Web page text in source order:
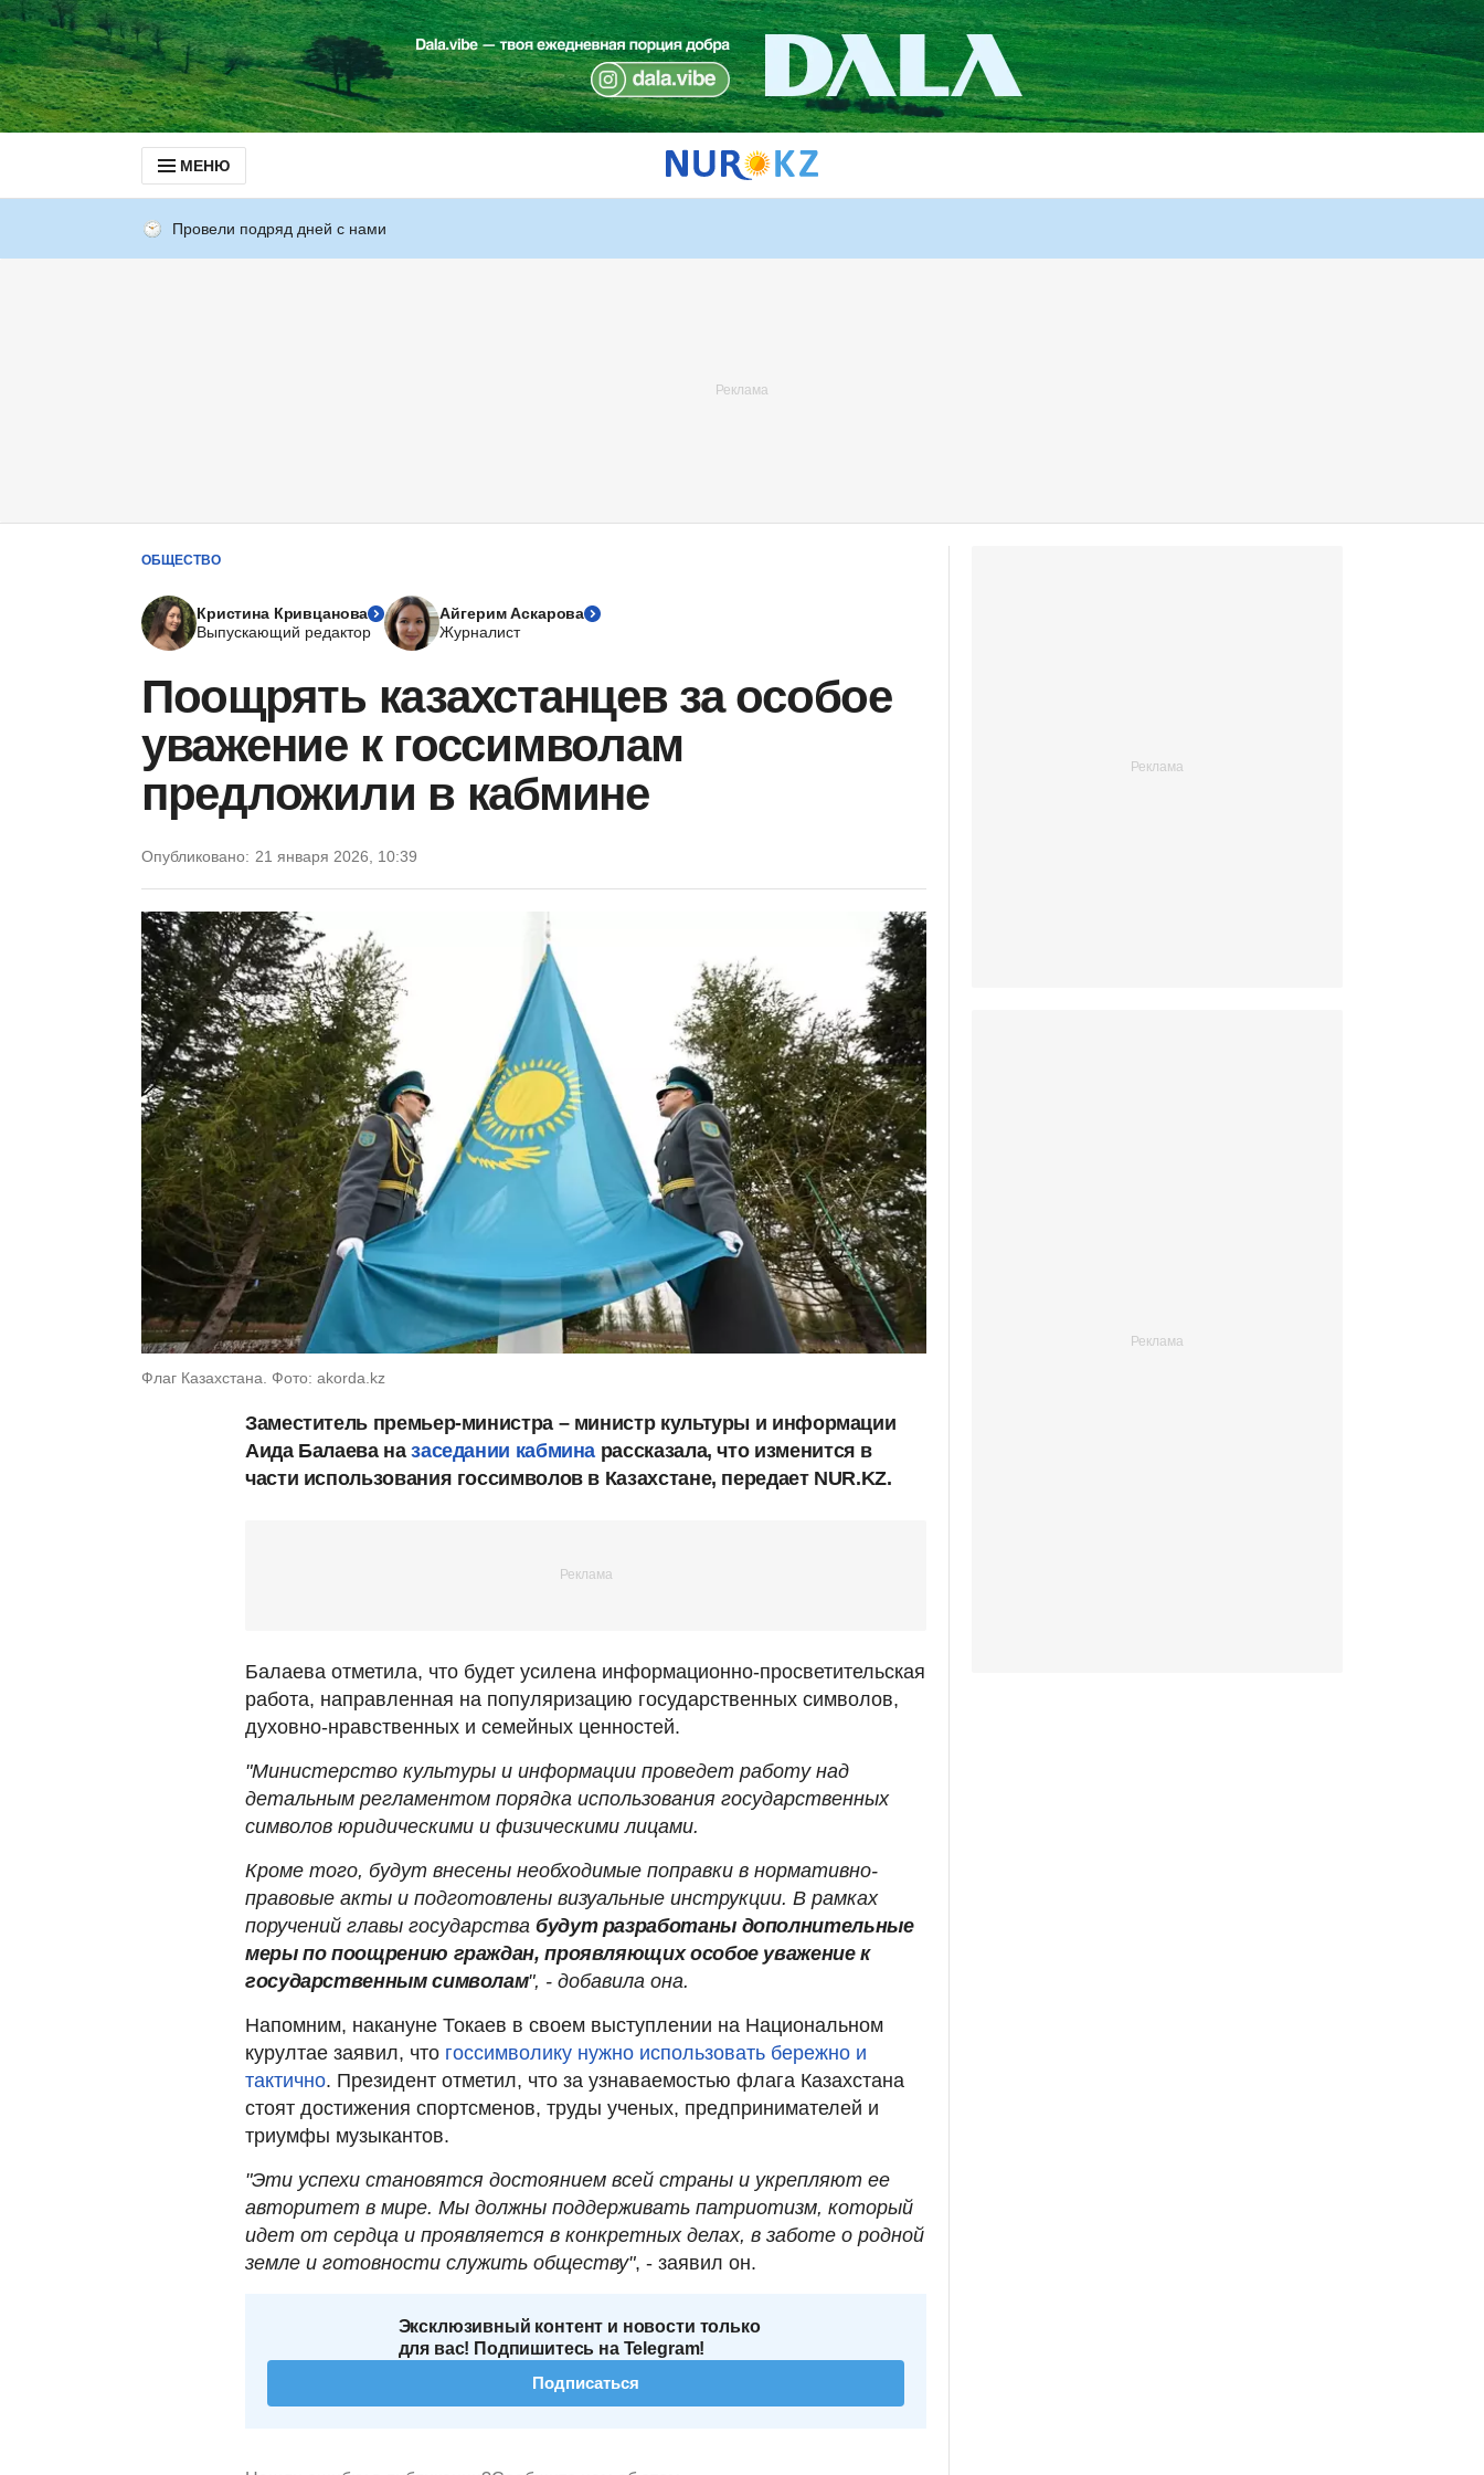
МЕНЮ
Провели подряд дней с нами
ОБЩЕСТВО
Кристина Кривцанова
Выпускающий редактор
Айгерим Аскарова
Журналист
Поощрять казахстанцев за особое
уважение к госсимволам
предложили в кабмине
Опубликовано: 21 января 2026, 10:39
Флаг Казахстана. Фото: akorda.kz
Заместитель премьер-министра – министр культуры и информации
Аида Балаева назаседании кабмина рассказала, что изменится в
части использования госсимволов в Казахстане, передает NUR.KZ.
Балаева отметила, что будет усилена информационно-просветительская
работа, направленная на популяризацию государственных символов,
духовно-нравственных и семейных ценностей.
"Министерство культуры и информации проведет работу над
детальным регламентом порядка использования государственных
символов юридическими и физическими лицами.
Кроме того, будут внесены необходимые поправки в нормативно-
правовые акты и подготовлены визуальные инструкции. В рамках
поручений главы государства будут разработаны дополнительные
меры по поощрению граждан, проявляющих особое уважение к
государственным символам", - добавила она.
Напомним, накануне Токаев в своем выступлении на Национальном
курултае заявил, что госсимволику нужно использовать бережно и
тактично. Президент отметил, что за узнаваемостью флага Казахстана
стоят достижения спортсменов, труды ученых, предпринимателей и
триумфы музыкантов.
"Эти успехи становятся достоянием всей страны и укрепляют ее
авторитет в мире. Мы должны поддерживать патриотизм, который
идет от сердца и проявляется в конкретных делах, в заботе о родной
земле и готовности служить обществу", - заявил он.
Эксклюзивный контент и новости только
для вас! Подпишитесь на Telegram!
Подписаться